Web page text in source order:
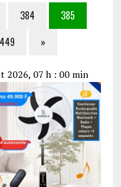
384
385
449 »
2026, 07 h : 00 min